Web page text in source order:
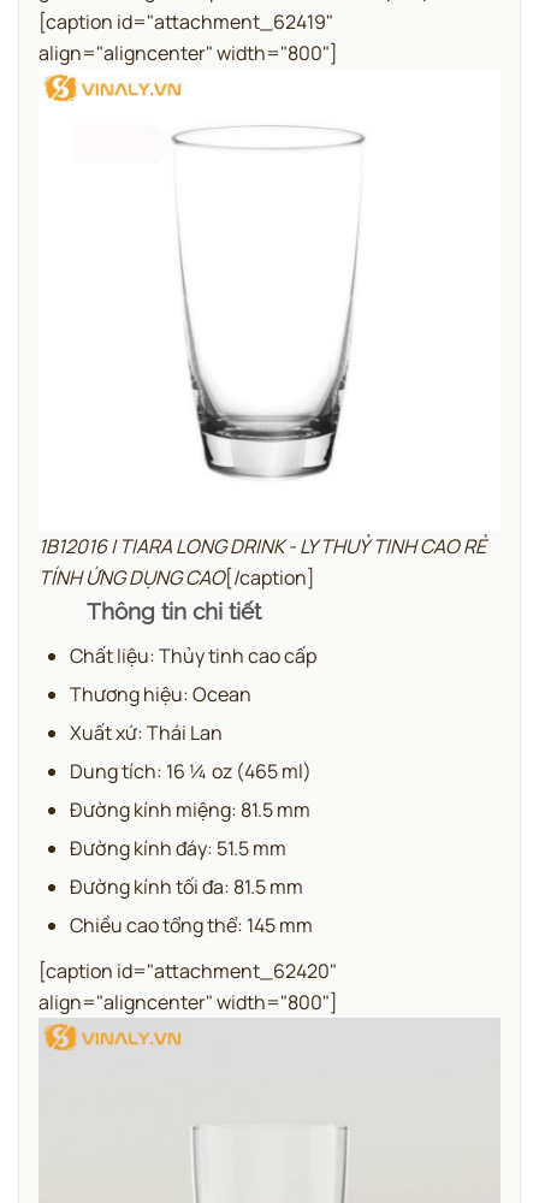
[caption id="attachment_62419"
align="aligncenter" width="800"]
1B12016 | TIARA LONG DRINK - LY THUỶ TINH CAO RẺ
TÍNH ỨNG DỤNG CAO[/caption]
Thông tin chi tiết
Chất liệu: Thủy tinh cao cấp
Thương hiệu: Ocean
Xuất xứ: Thái Lan
Dung tích: 16 ¼ oz (465 ml)
Đường kính miệng: 81.5 mm
Đường kính đáy: 51.5 mm
Đường kính tối đa: 81.5 mm
Chiều cao tổng thể: 145 mm
[caption id="attachment_62420"
align="aligncenter" width="800"]